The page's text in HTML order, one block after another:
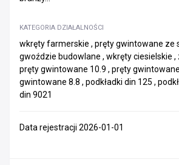
KATEGORIA DZIAŁALNOŚCI
wkręty farmerskie , pręty gwintowane ze
gwoździe budowlane , wkręty ciesielskie ,
pręty gwintowane 10.9 , pręty
gwintowane 8.8 , podkładki din 125 ,
din 9021
Data rejestracji 2026-01-01